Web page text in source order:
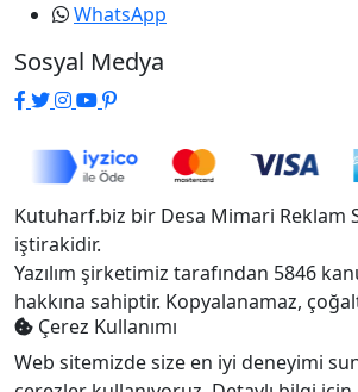
WhatsApp
Sosyal Medya
Kutuharf.biz bir Desa Mimari Reklam
iştirakidir.
Yazılım şirketimiz tarafından 5846
hakkına sahiptir. Kopyalanamaz,
Çerez Kullanımı
Web sitemizde size en iyi deneyimi